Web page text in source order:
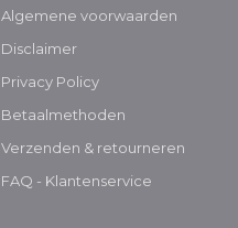
Algemene voorwaarden
Disclaimer
Privacy Policy
Betaalmethoden
Verzenden & retourneren
FAQ - Klantenservice